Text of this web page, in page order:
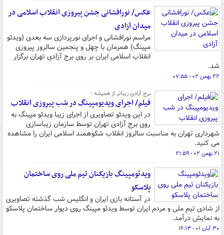
عکس/ نورافشانی جشن پیروزی انقلاب اسلامی در
میدان آزادی
مراسم نورافشانی و اجرای نورپردازی سه بعدی (ویدئو
مپینگ) همزمان با چهل و پنجمین سالروز پیروزی
انقلاب اسلامی ایران بر روی برج آزادی تهران برگزار
شد.
۲۲ بهمن ۰۲ - ۰۷:۵۵
برج آزادی زیباتر از همیشه ؛
فیلم/ اجرای ویدیومپینگ در شب پیروزی انقلاب
در این ویدئو تصاویری از اجرای زیبا ویدئو مپینگ به
روی برج آزادی تهران توسط سازمان زیباسازی
شهرداری تهران به مناسبت سالروز انقلاب شکوهمند اسلامی ایران را مشاهده
می کنید.
۲۱ بهمن ۰۲ - ۲۱:۵۹
ویدئومپینگ بازیکنان تیم ملی روی ساختمان
پلاسکو
در آستانه بازی ایران و انگلیس شب گذشته تصاویری
از شادی تیم ملی و مردم ایران توسط ویدئو مپینگ روی دیوار ساختمان پلاسکو
به نمایش درآمد.
۳۰ آبان ۰۱ - ۱۶:۱۳